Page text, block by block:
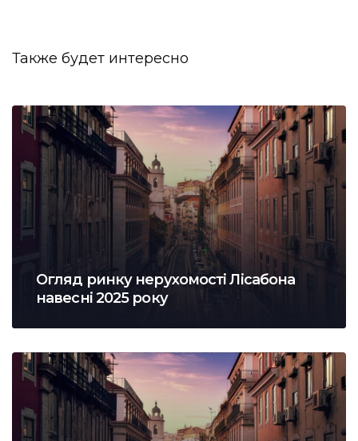
Также будет интересно
Огляд ринку нерухомості Лісабона
навесні 2025 року